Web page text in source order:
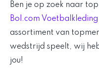
Ben je op zoek naar
Bol.com Voetbalkleding
assortiment van
wedstrijd speelt, wij
jou!